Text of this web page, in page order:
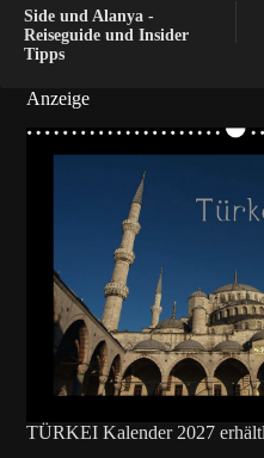
Side und Alanya -
Reiseguide und Insider
Tipps
Anzeige
TÜRKEI Kalender 2027